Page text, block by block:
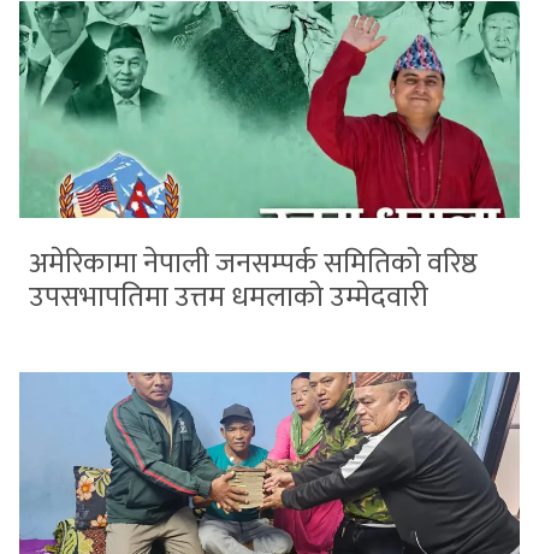
अमेरिकामा नेपाली जनसम्पर्क समितिको वरिष्ठ
उपसभापतिमा उत्तम धमलाको उम्मेदवारी